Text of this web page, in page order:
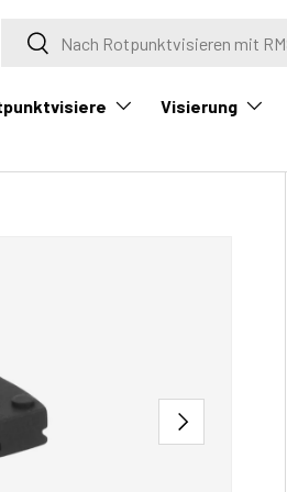
Suche
Suche
Visierung
Nächste